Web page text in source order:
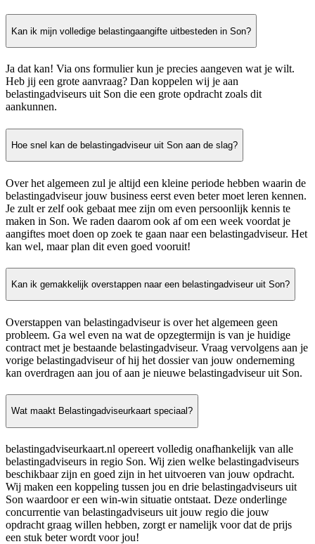
Kan ik mijn volledige belastingaangifte uitbesteden in Son?
Ja dat kan! Via ons formulier kun je precies aangeven wat je wilt.
Heb jij een grote aanvraag? Dan koppelen wij je aan
belastingadviseurs uit Son die een grote opdracht zoals dit
aankunnen.
Hoe snel kan de belastingadviseur uit Son aan de slag?
Over het algemeen zul je altijd een kleine periode hebben waarin de
belastingadviseur jouw business eerst even beter moet leren kennen.
Je zult er zelf ook gebaat mee zijn om even persoonlijk kennis te
maken in Son. We raden daarom ook af om een week voordat je
aangiftes moet doen op zoek te gaan naar een belastingadviseur. Het
kan wel, maar plan dit even goed vooruit!
Kan ik gemakkelijk overstappen naar een belastingadviseur uit Son?
Overstappen van belastingadviseur is over het algemeen geen
probleem. Ga wel even na wat de opzegtermijn is van je huidige
contract met je bestaande belastingadviseur. Vraag vervolgens aan je
vorige belastingadviseur of hij het dossier van jouw onderneming
kan overdragen aan jou of aan je nieuwe belastingadviseur uit Son.
Wat maakt Belastingadviseurkaart speciaal?
belastingadviseurkaart.nl opereert volledig onafhankelijk van alle
belastingadviseurs in regio Son. Wij zien welke belastingadviseurs
beschikbaar zijn en goed zijn in het uitvoeren van jouw opdracht.
Wij maken een koppeling tussen jou en drie belastingadviseurs uit
Son waardoor er een win-win situatie ontstaat. Deze onderlinge
concurrentie van belastingadviseurs uit jouw regio die jouw
opdracht graag willen hebben, zorgt er namelijk voor dat de prijs
een stuk beter wordt voor jou!